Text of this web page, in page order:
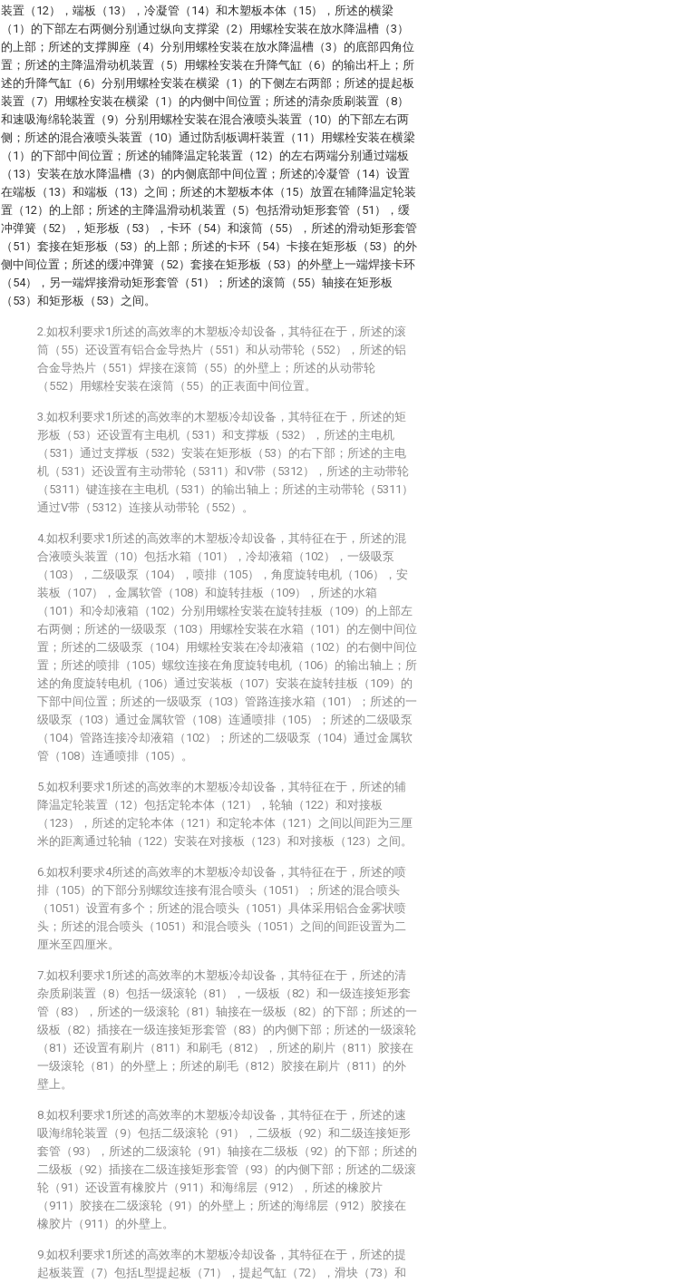
装置（12），端板（13），冷凝管（14）和木塑板本体（15），所述的横梁
（1）的下部左右两侧分别通过纵向支撑梁（2）用螺栓安装在放水降温槽（3）
的上部；所述的支撑脚座（4）分别用螺栓安装在放水降温槽（3）的底部四角位
置；所述的主降温滑动机装置（5）用螺栓安装在升降气缸（6）的输出杆上；所
述的升降气缸（6）分别用螺栓安装在横梁（1）的下侧左右两部；所述的提起板
装置（7）用螺栓安装在横梁（1）的内侧中间位置；所述的清杂质刷装置（8）
和速吸海绵轮装置（9）分别用螺栓安装在混合液喷头装置（10）的下部左右两
侧；所述的混合液喷头装置（10）通过防刮板调杆装置（11）用螺栓安装在横梁
（1）的下部中间位置；所述的辅降温定轮装置（12）的左右两端分别通过端板
（13）安装在放水降温槽（3）的内侧底部中间位置；所述的冷凝管（14）设置
在端板（13）和端板（13）之间；所述的木塑板本体（15）放置在辅降温定轮装
置（12）的上部；所述的主降温滑动机装置（5）包括滑动矩形套管（51），缓
冲弹簧（52），矩形板（53），卡环（54）和滚筒（55），所述的滑动矩形套管
（51）套接在矩形板（53）的上部；所述的卡环（54）卡接在矩形板（53）的外
侧中间位置；所述的缓冲弹簧（52）套接在矩形板（53）的外壁上一端焊接卡环
（54），另一端焊接滑动矩形套管（51）；所述的滚筒（55）轴接在矩形板
（53）和矩形板（53）之间。
2.如权利要求1所述的高效率的木塑板冷却设备，其特征在于，所述的滚
筒（55）还设置有铝合金导热片（551）和从动带轮（552），所述的铝
合金导热片（551）焊接在滚筒（55）的外壁上；所述的从动带轮
（552）用螺栓安装在滚筒（55）的正表面中间位置。
3.如权利要求1所述的高效率的木塑板冷却设备，其特征在于，所述的矩
形板（53）还设置有主电机（531）和支撑板（532），所述的主电机
（531）通过支撑板（532）安装在矩形板（53）的右下部；所述的主电
机（531）还设置有主动带轮（5311）和V带（5312），所述的主动带轮
（5311）键连接在主电机（531）的输出轴上；所述的主动带轮（5311）
通过V带（5312）连接从动带轮（552）。
4.如权利要求1所述的高效率的木塑板冷却设备，其特征在于，所述的混
合液喷头装置（10）包括水箱（101），冷却液箱（102），一级吸泵
（103），二级吸泵（104），喷排（105），角度旋转电机（106），安
装板（107），金属软管（108）和旋转挂板（109），所述的水箱
（101）和冷却液箱（102）分别用螺栓安装在旋转挂板（109）的上部左
右两侧；所述的一级吸泵（103）用螺栓安装在水箱（101）的左侧中间位
置；所述的二级吸泵（104）用螺栓安装在冷却液箱（102）的右侧中间位
置；所述的喷排（105）螺纹连接在角度旋转电机（106）的输出轴上；所
述的角度旋转电机（106）通过安装板（107）安装在旋转挂板（109）的
下部中间位置；所述的一级吸泵（103）管路连接水箱（101）；所述的一
级吸泵（103）通过金属软管（108）连通喷排（105）；所述的二级吸泵
（104）管路连接冷却液箱（102）；所述的二级吸泵（104）通过金属软
管（108）连通喷排（105）。
5.如权利要求1所述的高效率的木塑板冷却设备，其特征在于，所述的辅
降温定轮装置（12）包括定轮本体（121），轮轴（122）和对接板
（123），所述的定轮本体（121）和定轮本体（121）之间以间距为三厘
米的距离通过轮轴（122）安装在对接板（123）和对接板（123）之间。
6.如权利要求4所述的高效率的木塑板冷却设备，其特征在于，所述的喷
排（105）的下部分别螺纹连接有混合喷头（1051）；所述的混合喷头
（1051）设置有多个；所述的混合喷头（1051）具体采用铝合金雾状喷
头；所述的混合喷头（1051）和混合喷头（1051）之间的间距设置为二
厘米至四厘米。
7.如权利要求1所述的高效率的木塑板冷却设备，其特征在于，所述的清
杂质刷装置（8）包括一级滚轮（81），一级板（82）和一级连接矩形套
管（83），所述的一级滚轮（81）轴接在一级板（82）的下部；所述的一
级板（82）插接在一级连接矩形套管（83）的内侧下部；所述的一级滚轮
（81）还设置有刷片（811）和刷毛（812），所述的刷片（811）胶接在
一级滚轮（81）的外壁上；所述的刷毛（812）胶接在刷片（811）的外
壁上。
8.如权利要求1所述的高效率的木塑板冷却设备，其特征在于，所述的速
吸海绵轮装置（9）包括二级滚轮（91），二级板（92）和二级连接矩形
套管（93），所述的二级滚轮（91）轴接在二级板（92）的下部；所述的
二级板（92）插接在二级连接矩形套管（93）的内侧下部；所述的二级滚
轮（91）还设置有橡胶片（911）和海绵层（912），所述的橡胶片
（911）胶接在二级滚轮（91）的外壁上；所述的海绵层（912）胶接在
橡胶片（911）的外壁上。
9.如权利要求1所述的高效率的木塑板冷却设备，其特征在于，所述的提
起板装置（7）包括L型提起板（71），提起气缸（72），滑块（73）和